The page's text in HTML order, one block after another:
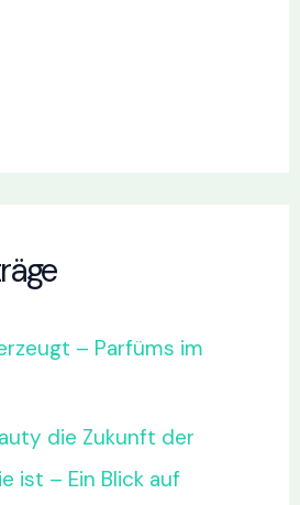
– Parfüms im
die Zukunft der
ist – Ein Blick auf